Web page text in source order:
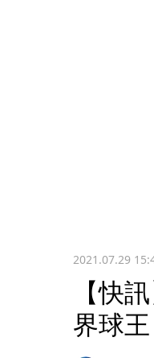
2021.07.29
【快
界球